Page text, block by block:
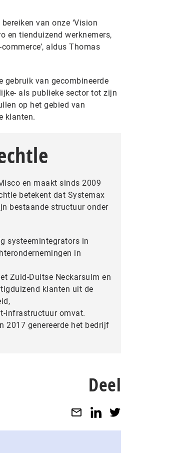
van onze ‘Vision
en tienduizend werknemers,
aldus Thomas
gebruik van gecombineerde
als publieke sector tot zijn
op het gebied van
klanten.
en maakt sinds 2009
betekent dat Systemax
bestaande structuur onder
systeemintegrators in
in
Zuid-Duitse Neckarsulm en
klanten uit de
infrastructuur omvat.
2017 genereerde het bedrijf
Deel